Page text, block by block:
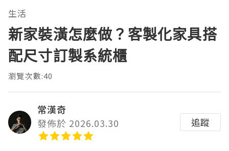
生活
新家裝潢怎麼做？客製化家具搭
配尺寸訂製系統櫃
瀏覽次數:40
常漢奇
發佈於 2026.03.30
追蹤